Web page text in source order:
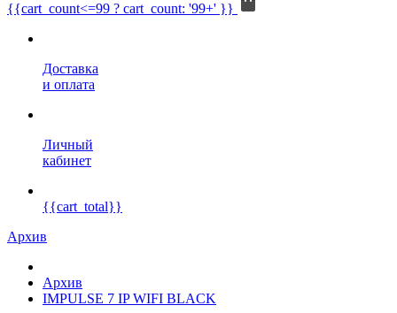
{{cart_count<=99 ? cart_count: '99+' }}
Доставка
и оплата
Личный
кабинет
{{cart_total}}
Архив
Архив
IMPULSE 7 IP WIFI BLACK